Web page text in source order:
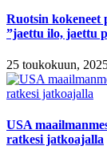
Ruotsin kokeneet
”jaettu ilo, jaettu
25 toukokuun,
USA
ratkesi jatkoajalla